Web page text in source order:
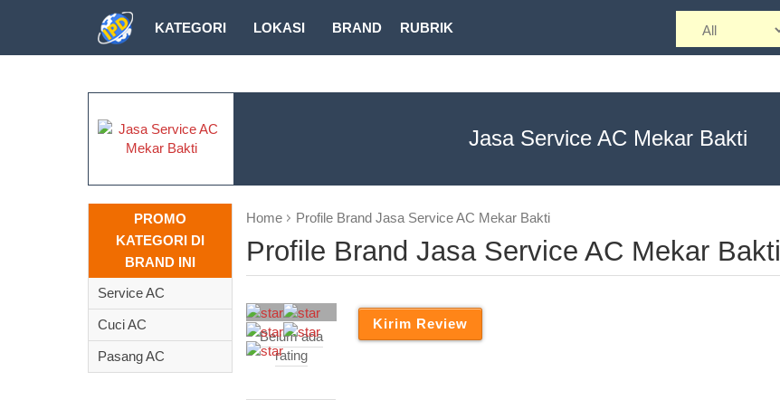
KATEGORI LOKASI BRAND RUBRIK
Jasa Service AC Mekar Bakti
PROMO
KATEGORI DI
BRAND INI
Service AC
Cuci AC
Pasang AC
Home Profile Brand Jasa Service AC Mekar Bakti
Profile Brand Jasa Service AC Mekar Bakti
Belum ada
rating